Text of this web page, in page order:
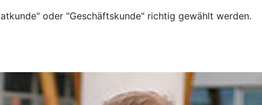
oder "Geschäftskunde" richtig gewählt werden.